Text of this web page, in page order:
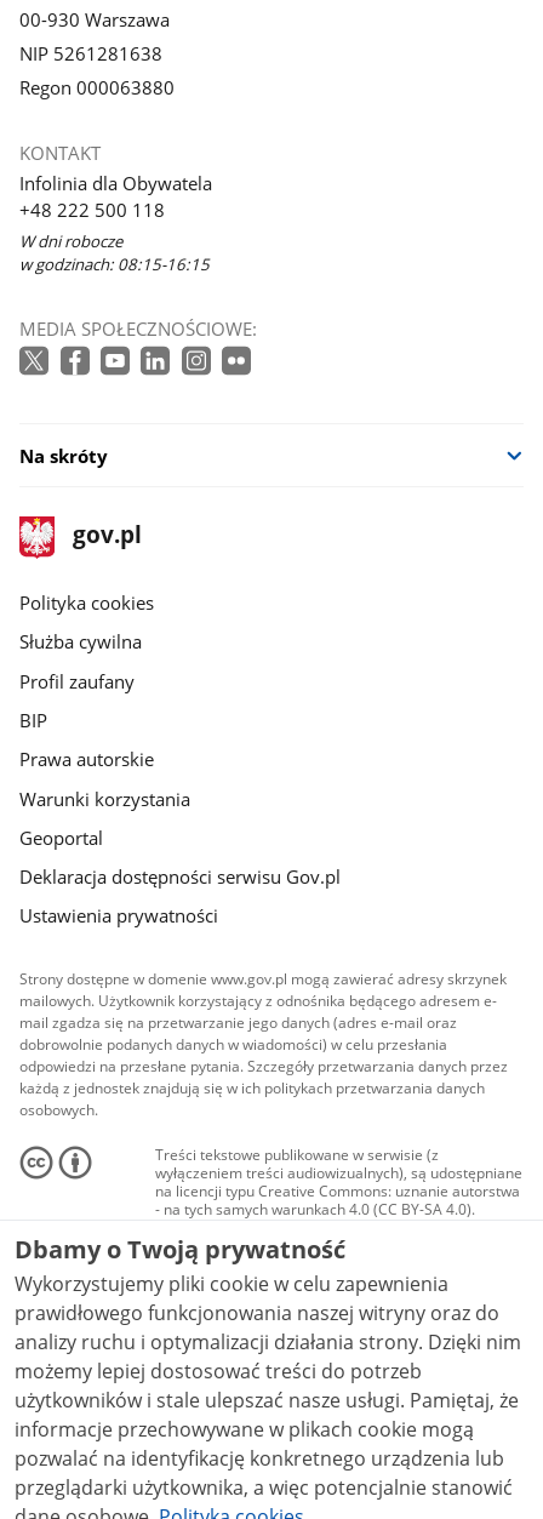
00-930 Warszawa
NIP 5261281638
Regon 000063880
KONTAKT
Infolinia dla Obywatela
+48 222 500 118
W dni robocze
w godzinach: 08:15-16:15
MEDIA SPOŁECZNOŚCIOWE:
Na skróty
stopka
gov.pl
Strona
gov.pl
gov.pl
Polityka cookies
Służba cywilna
Profil zaufany
BIP
Prawa autorskie
Warunki korzystania
Geoportal
Deklaracja dostępności serwisu Gov.pl
Ustawienia prywatności
Strony dostępne w domenie www.gov.pl mogą zawierać adresy skrzynek
mailowych. Użytkownik korzystający z odnośnika będącego adresem e-
mail zgadza się na przetwarzanie jego danych (adres e-mail oraz
dobrowolnie podanych danych w wiadomości) w celu przesłania
odpowiedzi na przesłane pytania. Szczegóły przetwarzania danych przez
każdą z jednostek znajdują się w ich politykach przetwarzania danych
osobowych.
Treści tekstowe publikowane w serwisie (z
wyłączeniem treści audiowizualnych), są udostępniane
na licencji typu Creative Commons: uznanie autorstwa
- na tych samych warunkach 4.0 (CC BY-SA 4.0).
Materiały audiowizualne, w tym zdjęcia, materiały
audio i wideo, są udostępniane na licencji typu
Creative Commons: uznanie autorstwa użycie
niekomercyjne - bez utworów zależnych 4.0 (CC BY-
NC-ND 4.0), o ile nie jest to stwierdzone inaczej.
Dbamy o Twoją prywatność
Wykorzystujemy pliki cookie w celu zapewnienia
prawidłowego funkcjonowania naszej witryny oraz do
analizy ruchu i optymalizacji działania strony. Dzięki nim
możemy lepiej dostosować treści do potrzeb
użytkowników i stale ulepszać nasze usługi. Pamiętaj, że
informacje przechowywane w plikach cookie mogą
pozwalać na identyfikację konkretnego urządzenia lub
przeglądarki użytkownika, a więc potencjalnie stanowić